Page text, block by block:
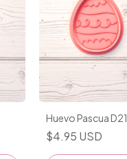
Huevo Pascua D21
$4.95 USD